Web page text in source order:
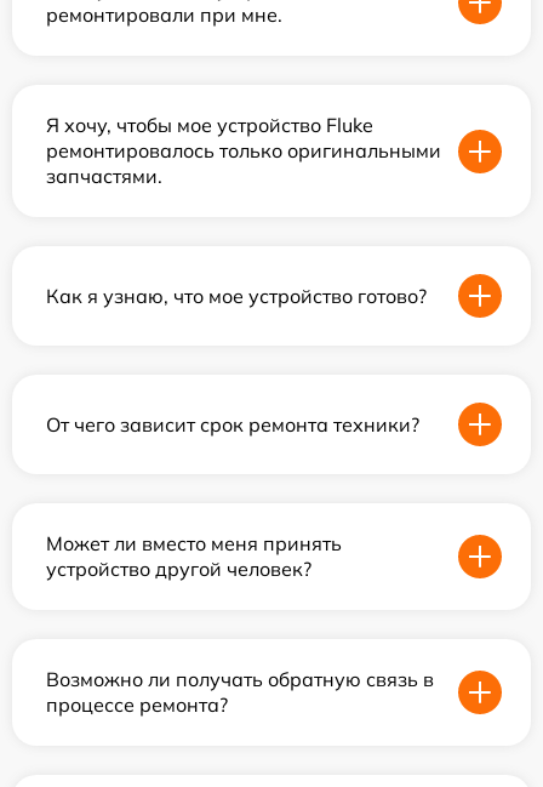
ремонтировали при мне.
Я хочу, чтобы мое устройство Fluke
ремонтировалось только оригинальными
запчастями.
Как я узнаю, что мое устройство готово?
От чего зависит срок ремонта техники?
Может ли вместо меня принять
устройство другой человек?
Возможно ли получать обратную связь в
процессе ремонта?